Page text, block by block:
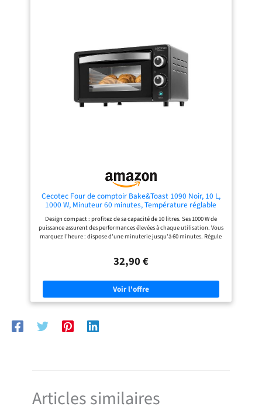
contribuer à la protection de
l’environnement et à la réduction
des déchets DESIGN ELEGANT : un
mini four moderne avec une touche
vintage et des finitions chromées
qui s'intègre parfaitement dans
toutes les cuisines ACCESSOIRES
Cecotec Four de comptoir Bake&Toast 1090 Noir, 10 L,
1000 W, Minuteur 60 minutes, Température réglable
jusqu'à 230ºC, plaque de cuisson, grille et une poignée
avec des pinces.
Design compact : profitez de sa capacité de 10 litres. Ses 1000 W de
puissance assurent des performances élevées à chaque utilisation. Vous
marquez l'heure : dispose d'une minuterie jusqu'à 60 minutes. Régule
four de table est accompagné d'une plaque à pâtisserie, d'un gril et
résistance aide au maintien de la température. Avertisseur acoustique :
le four vous avertira avec un son en fin de cuisson. Le four dispose de
résistances à quartz protégées, idéales pour ce type d'appareils.
32,90 €
Articles similaires